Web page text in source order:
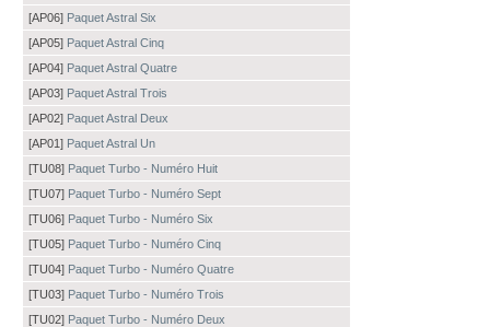
[AP06] Paquet Astral Six
[AP05] Paquet Astral Cinq
[AP04] Paquet Astral Quatre
[AP03] Paquet Astral Trois
[AP02] Paquet Astral Deux
[AP01] Paquet Astral Un
[TU08] Paquet Turbo - Numéro Huit
[TU07] Paquet Turbo - Numéro Sept
[TU06] Paquet Turbo - Numéro Six
[TU05] Paquet Turbo - Numéro Cinq
[TU04] Paquet Turbo - Numéro Quatre
[TU03] Paquet Turbo - Numéro Trois
[TU02] Paquet Turbo - Numéro Deux